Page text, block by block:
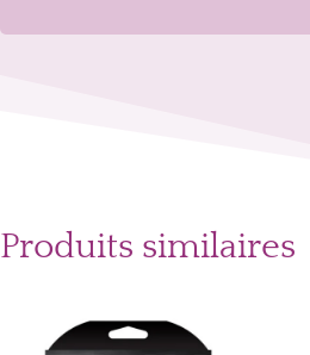
Produits similaires